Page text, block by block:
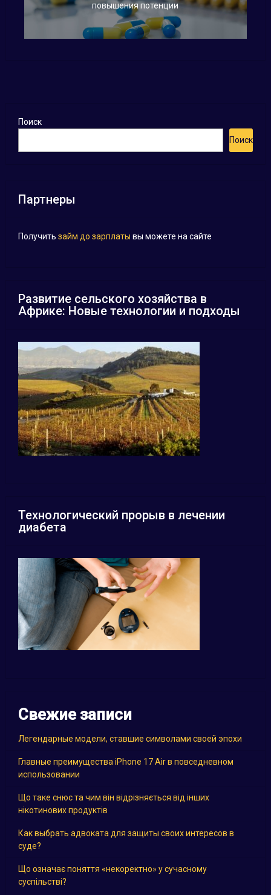
повышения потенции
Поиск
Поиск
Партнеры
Получить займ до зарплаты вы можете на сайте
Развитие сельского хозяйства в
Африке: Новые технологии и подходы
Технологический прорыв в лечении
диабета
Свежие записи
Легендарные модели, ставшие символами своей эпохи
Главные преимущества iPhone 17 Air в повседневном
использовании
Що таке снюс та чим він відрізняється від інших
нікотинових продуктів
Как выбрать адвоката для защиты своих интересов в
суде?
Що означає поняття «некоректно» у сучасному
суспільстві?